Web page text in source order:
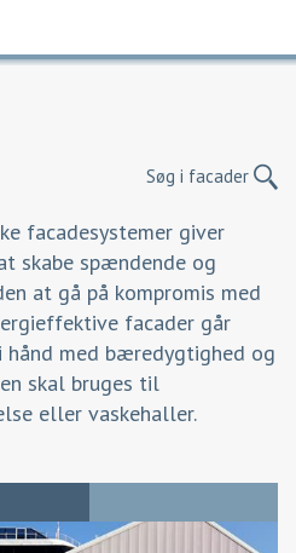
Søg i facader
facadesystemer giver
skabe spændende og
at gå på kompromis med
facader går
hånd med bæredygtighed og
skal bruges til
eller vaskehaller.